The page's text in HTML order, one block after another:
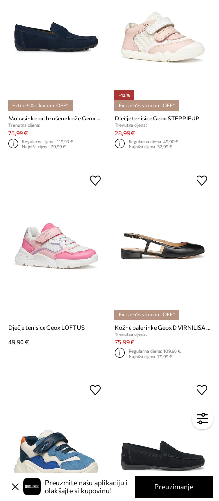
Extra -5% s kodom: OFF*
Mokasinke od brušene kože Geox U KOSMOPOLIS + GRIP
Trenutna cijena:
75,99 €
Regularna cijena:119,90 €
Najniža cijena:79,99 €
-12%
Extra -5% s kodom: OFF*
Dječje tenisice Geox STEPPIEUP
Trenutna cijena:
28,99 €
Regularna cijena:49,90 €
Najniža cijena:32,99 €
Dječje tenisice Geox LOFTUS
49,90 €
Extra -5% s kodom: OFF*
Kožne balerinke Geox D VIRNILISA B
Trenutna cijena:
75,99 €
Regularna cijena:109,90 €
Najniža cijena:79,99 €
Preuzmite našu aplikaciju i
olakšajte si kupovinu!
Preuzimanje